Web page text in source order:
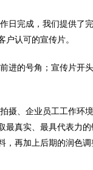
日完成，我们提供了
认可的宣传片。
进的号角；宣传片开
摄、企业员工工作环
真实、最具代表力
再加上后期的润色